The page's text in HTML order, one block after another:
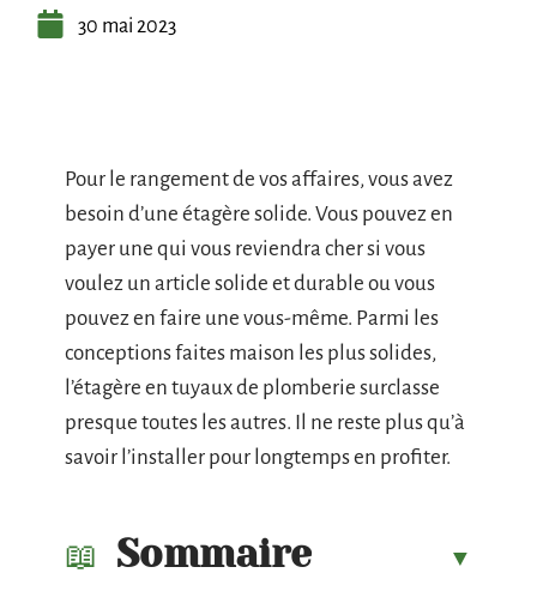
30 mai 2023
Pour le rangement de vos affaires, vous avez
besoin d’une étagère solide. Vous pouvez en
payer une qui vous reviendra cher si vous
voulez un article solide et durable ou vous
pouvez en faire une vous-même. Parmi les
conceptions faites maison les plus solides,
l’étagère en tuyaux de plomberie surclasse
presque toutes les autres. Il ne reste plus qu’à
savoir l’installer pour longtemps en profiter.
Sommaire